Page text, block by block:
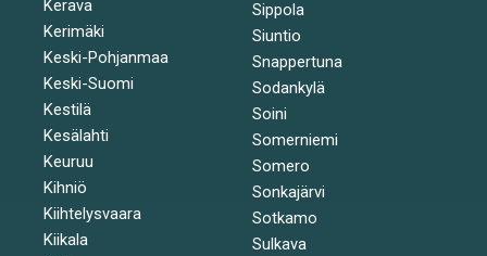
Kerava
Kerimäki
Keski-Pohjanmaa
Keski-Suomi
Kestilä
Kesälahti
Keuruu
Kihniö
Kiihtelysvaara
Kiikala
Sippola
Siuntio
Snappertuna
Sodankylä
Soini
Somerniemi
Somero
Sonkajärvi
Sotkamo
Sulkava